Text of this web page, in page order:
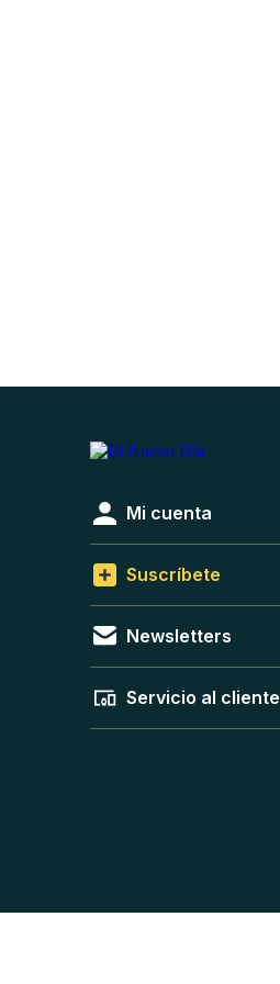
Mi cuenta
Suscríbete
Newsletters
Servicio al cliente